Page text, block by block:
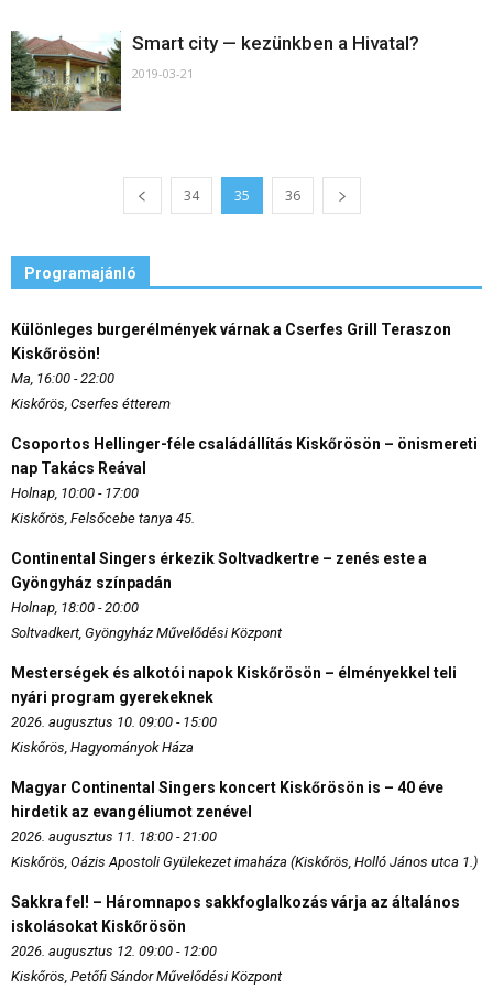
Smart city — kezünkben a Hivatal?
2019-03-21
34 35 36
Programajánló
Különleges burgerélmények várnak a Cserfes Grill Teraszon
Kiskőrösön!
Ma, 16:00 - 22:00
Kiskőrös, Cserfes étterem
Csoportos Hellinger-féle családállítás Kiskőrösön – önismereti
nap Takács Reával
Holnap, 10:00 - 17:00
Kiskőrös, Felsőcebe tanya 45.
Continental Singers érkezik Soltvadkertre – zenés este a
Gyöngyház színpadán
Holnap, 18:00 - 20:00
Soltvadkert, Gyöngyház Művelődési Központ
Mesterségek és alkotói napok Kiskőrösön – élményekkel teli
nyári program gyerekeknek
2026. augusztus 10. 09:00 - 15:00
Kiskőrös, Hagyományok Háza
Magyar Continental Singers koncert Kiskőrösön is – 40 éve
hirdetik az evangéliumot zenével
2026. augusztus 11. 18:00 - 21:00
Kiskőrös, Oázis Apostoli Gyülekezet imaháza (Kiskőrös, Holló János utca 1.)
Sakkra fel! – Háromnapos sakkfoglalkozás várja az általános
iskolásokat Kiskőrösön
2026. augusztus 12. 09:00 - 12:00
Kiskőrös, Petőfi Sándor Művelődési Központ